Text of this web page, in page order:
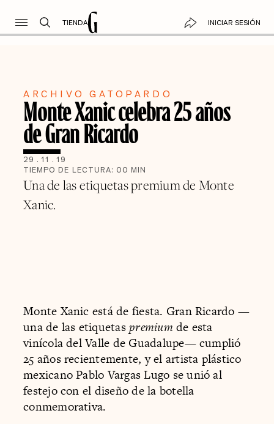
TIENDA INICIAR SESIÓN
ARCHIVO GATOPARDO
Monte Xanic celebra 25 años
de Gran Ricardo
29 . 11 . 19
TIEMPO DE LECTURA: 00 MIN
Una de las etiquetas premium de Monte
Xanic.
Monte Xanic está de fiesta. Gran Ricardo —
una de las etiquetaspremiumde esta
vinícola del Valle de Guadalupe— cumplió
25 años recientemente, y el artista plástico
mexicano Pablo Vargas Lugo se unió al
festejo con el diseño de la botella
conmemorativa.